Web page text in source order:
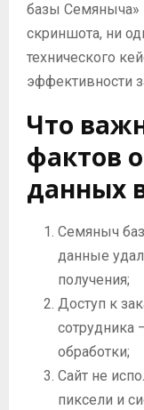
базы Семяныча»
скриншота, ни
технического
эффективности
Что
фактов
данных
Семяныч
данные
получения;
Доступ к
сотрудника
обработки;
Сайт не
пиксели и